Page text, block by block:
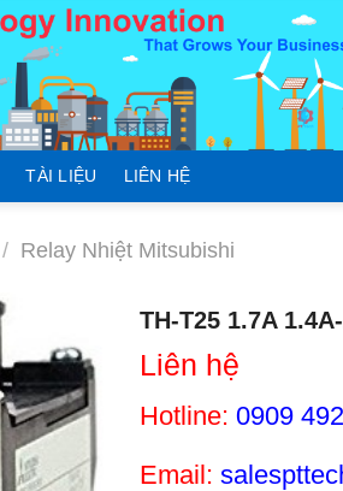
TÀI LIỆU LIÊN HỆ
/ Relay Nhiệt Mitsubishi
TH-T25 1.7A
Liên hệ
Hotline: 0909
Email: